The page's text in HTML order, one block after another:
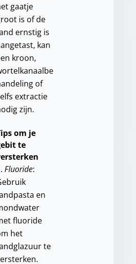
gaatje
is of de
ernstig is
kan
kroon,
of
extractie
zijn.
om je
te
Fluoride:
en
fluoride
het
te